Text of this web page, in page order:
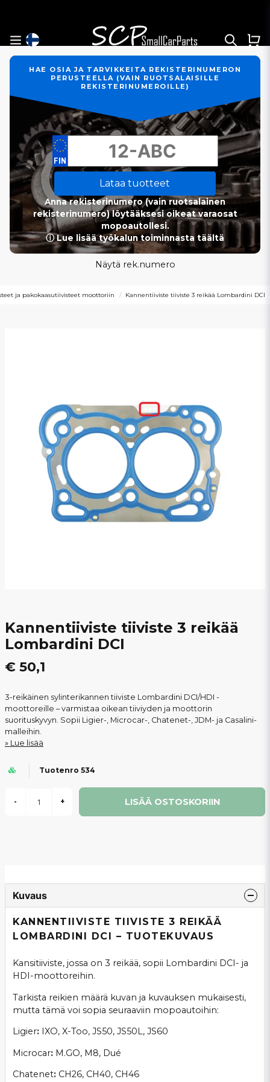
HAE OSIA JA TARVIKKEITA REKISTERINUMERON
PERUSTEELLA (VAIN RUOTSALAISILLE
REKISTERINUMEROILLE)
Lataa tuotteet
Anna rekisterinumero (vain ruotsalainen
rekisterinumero) löytääksesi oikeat varaosat
mopoautollesi.
ⓘ Lue lisää työkalun toiminnasta täältä
Näytä rek.numero
ja pakokaasutiivisteet moottoriin Kannentiiviste tiiviste 3 reikää Lombardini DCI
Kannentiiviste tiiviste 3 reikää
Lombardini DCI
€ 50,1
3-reikäinen sylinterikannen tiiviste Lombardini DCI/HDI -
moottoreille – varmistaa oikean tiiviyden ja moottorin
suorituskyvyn. Sopii Ligier-, Microcar-, Chatenet-, JDM- ja Casalini-
malleihin.
Lue lisää
Tuotenro 534
- + LISÄÄ OSTOSKORIIN
Kuvaus
KANNENTIIVISTE TIIVISTE 3 REIKÄÄ
LOMBARDINI DCI – TUOTEKUVAUS
Kansitiiviste, jossa on 3 reikää, sopii Lombardini DCI- ja
HDI-moottoreihin.
Tarkista reikien määrä kuvan ja kuvauksen mukaisesti,
mutta tämä voi sopia seuraaviin mopoautoihin:
Ligier: IXO, X-Too, JS50, JS50L, JS60
Microcar: M.GO, M8, Dué
Chatenet: CH26, CH40, CH46